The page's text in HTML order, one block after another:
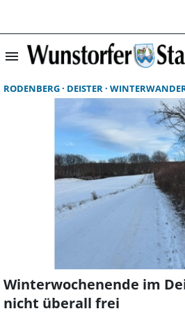
menu
RODENBERG DEISTER
Winterwochenende im
nicht überall frei